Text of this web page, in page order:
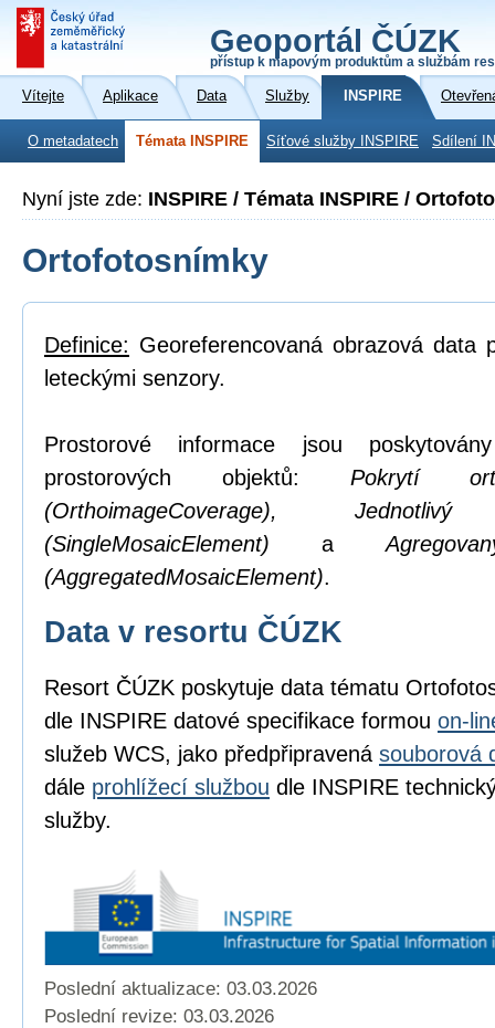
Geoportál ČÚZK
přístup k mapovým produktům a službám
Vítejte Aplikace Data Služby INSPIRE
O metadatech Témata INSPIRE Síťové služby INSPIRE Sdílení
Nyní jste zde: INSPIRE / Témata INSPIRE /
Ortofotosnímky
Definice: Georeferencovaná obrazová data
leteckými senzory.
Prostorové informace jsou
prostorových objektů: Pokrytí
(OrthoimageCoverage),
(SingleMosaicElement) a
(AggregatedMosaicElement).
Data v resortu ČÚZK
Resort ČÚZK poskytuje data tématu
dle INSPIRE datové specifikace formou on-
služeb WCS, jako předpřipravená souborová
dále prohlížecí službou dle INSPIRE
služby.
Poslední aktualizace: 03.03.2026
Poslední revize: 03.03.2026